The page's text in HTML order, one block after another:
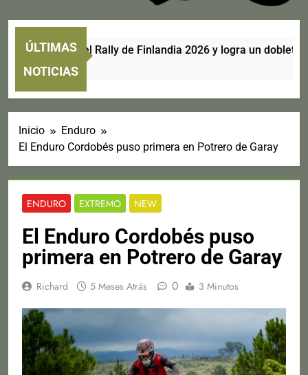
ÚLTIMAS
NOTICIAS
corona en el Rally de Finlandia 2026 y logra un doblete
Inicio
Enduro
El Enduro Cordobés puso primera en Potrero de Garay
ENDURO EXTREMO NEW
El Enduro Cordobés puso
primera en Potrero de Garay
Richard 5 Meses Atrás 0 3 Minutos